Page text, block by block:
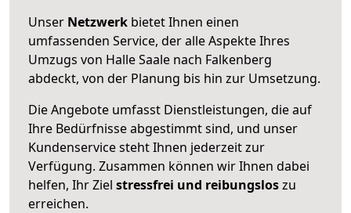
Unser Netzwerk bietet Ihnen einen
umfassenden Service, der alle Aspekte Ihres
Umzugs von Halle Saale nach Falkenberg
abdeckt, von der Planung bis hin zur Umsetzung.
Die Angebote umfasst Dienstleistungen, die auf
Ihre Bedürfnisse abgestimmt sind, und unser
Kundenservice steht Ihnen jederzeit zur
Verfügung. Zusammen können wir Ihnen dabei
helfen, Ihr Ziel stressfrei und reibungsloszu
erreichen.